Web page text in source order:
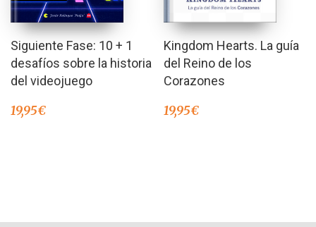
Siguiente Fase: 10 + 1
desafíos sobre la historia
del videojuego
19,95€
Kingdom Hearts. La guía
del Reino de los
Corazones
19,95€